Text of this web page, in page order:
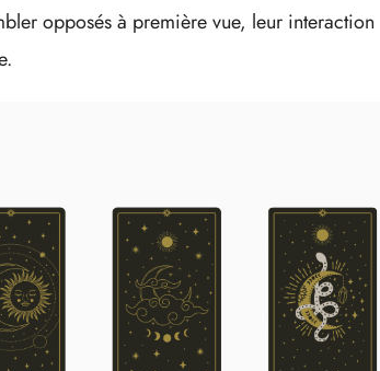
opposés à première vue, leur interaction